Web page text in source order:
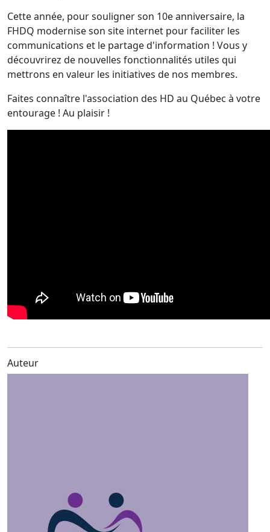
Cette année, pour souligner son 10e anniversaire, la
FHDQ modernise son site internet pour faciliter les
communications et le partage d'information ! Vous y
découvrirez de nouvelles fonctionnalités utiles qui
mettrons en valeur les initiatives de nos membres.
Faites connaître l'association des HD au Québec à votre
entourage ! Au plaisir !
Auteur